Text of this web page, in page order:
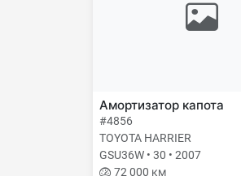
Амортизатор капота
#4856
TOYOTA HARRIER
GSU36W • 30 • 2007
72 000 км